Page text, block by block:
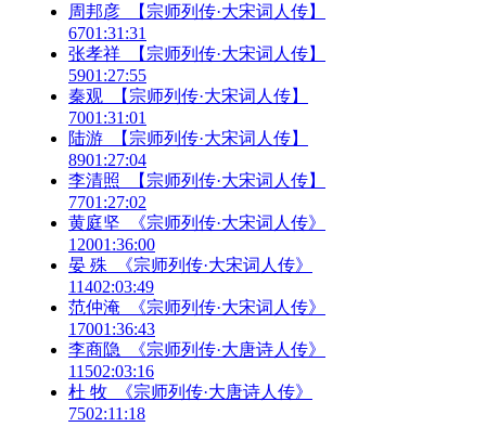
周邦彦_【宗师列传·大宋词人传】
6701:31:31
张孝祥_【宗师列传·大宋词人传】
5901:27:55
秦观_【宗师列传·大宋词人传】
7001:31:01
陆游_【宗师列传·大宋词人传】
8901:27:04
李清照_【宗师列传·大宋词人传】
7701:27:02
黄庭坚_《宗师列传·大宋词人传》
12001:36:00
晏 殊_《宗师列传·大宋词人传》
11402:03:49
范仲淹_《宗师列传·大宋词人传》
17001:36:43
李商隐_《宗师列传·大唐诗人传》
11502:03:16
杜 牧_《宗师列传·大唐诗人传》
7502:11:18